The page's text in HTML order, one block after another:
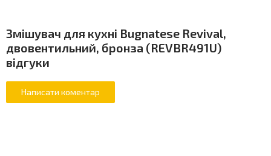
Змішувач для кухні Bugnatese Revival,
двовентильний, бронза (REVBR491U)
відгуки